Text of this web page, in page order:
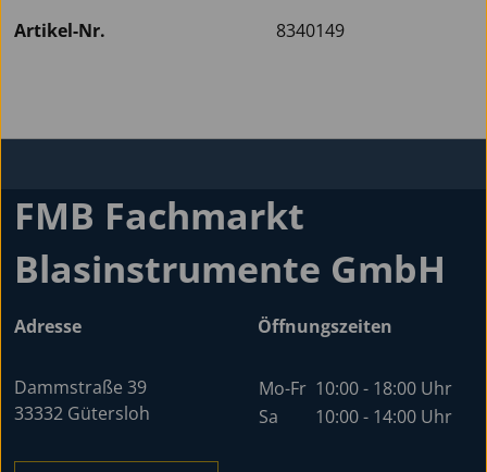
Artikel-Nr. 8340149
FMB Fachmarkt
Blasinstrumente GmbH
Adresse
Dammstraße 39
33332 Gütersloh
Öffnungszeiten
Mo-Fr 10:00 - 18:00 Uhr
Sa
10:00 - 14:00 Uhr